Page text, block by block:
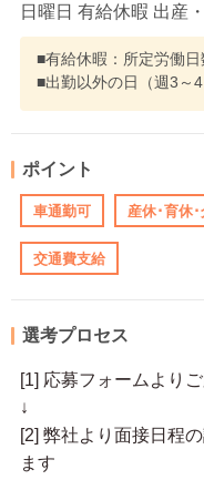
日曜日 有給休暇 出産
■有給休暇：所定労働
■出勤以外の日（週3～4
ポイント
車通勤可 産休･育休
交通費支給
選考プロセス
[1] 応募フォームより
↓
[2] 弊社より面接日程
ます